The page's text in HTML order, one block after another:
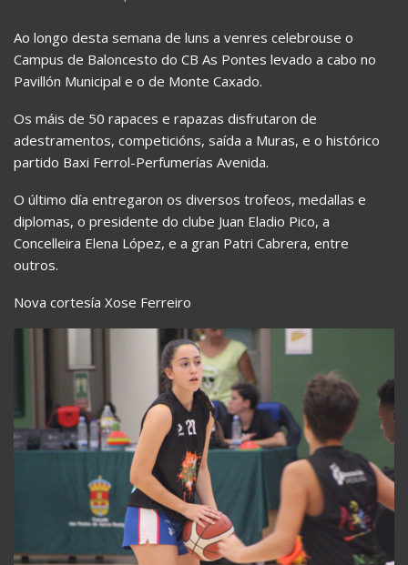
Ao longo desta semana de luns a venres celebrouse o
Campus de Baloncesto do CB As Pontes levado a cabo no
Pavillón Municipal e o de Monte Caxado.
Os máis de 50 rapaces e rapazas disfrutaron de
adestramentos, competicións, saída a Muras, e o histórico
partido Baxi Ferrol-Perfumerías Avenida.
O último día entregaron os diversos trofeos, medallas e
diplomas, o presidente do clube Juan Eladio Pico, a
Concelleira Elena López, e a gran Patri Cabrera, entre
outros.
Nova cortesía Xose Ferreiro